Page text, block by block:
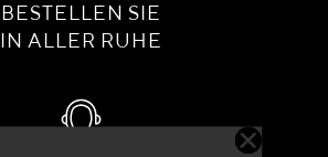
BESTELLEN SIE
IN ALLER RUHE